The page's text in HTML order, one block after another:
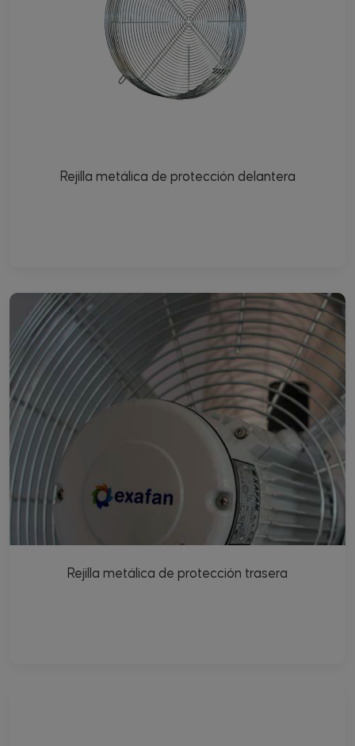
Rejilla metálica de protección delantera
Rejilla metálica de protección trasera